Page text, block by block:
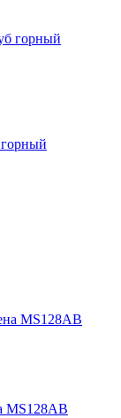
MS128AB